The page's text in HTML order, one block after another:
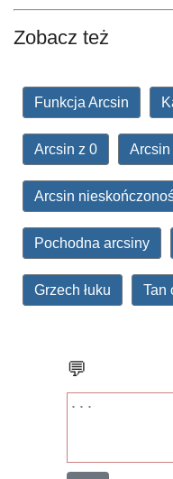
Zobacz też
Funkcja Arcsin
Arcsin z 0 Arcsin
Arcsin
Pochodna arcsiny
Grzech łuku Tan
💬